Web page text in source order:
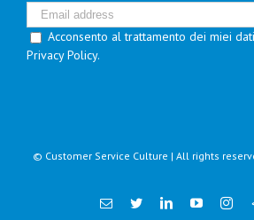
Acconsento al trattamento dei miei
Privacy Policy.
© Customer Service Culture | All rights
EmailTwitterLinkedinYouTube